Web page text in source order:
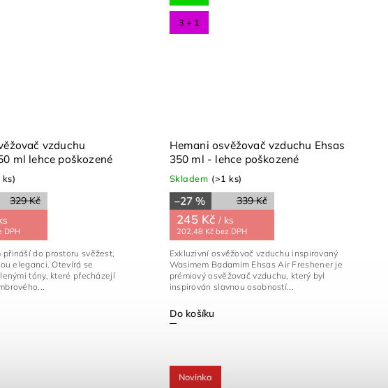
vzduchu
ml lehce poškozené
ks)
329 Kč
DPH
přináší do prostoru svěžest,
eleganci. Otevírá se
tóny, které přecházejí
3 + 1
Hemani osvěžovač vzduchu Ehsas
350 ml - lehce poškozené
Skladem (>1 ks)
339 Kč
–27 %
245 Kč/ ks
202,48 Kč bez DPH
Do košíku
Exkluzivní osvěžovač vzduchu inspirovaný
Wasimem Badamim Ehsas Air Freshener je
prémiový osvěžovač vzduchu, který byl
inspirován slavnou osobností...
Novinka